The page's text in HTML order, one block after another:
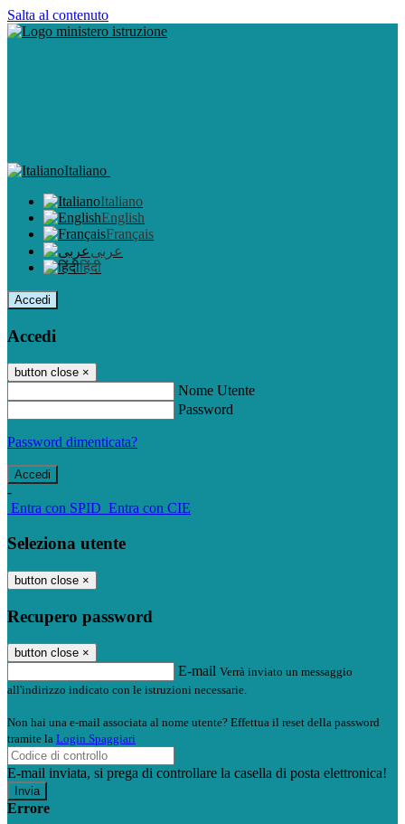
Salta al contenuto
Italiano
Italiano
English
Français
عربى
हिंदी
Accedi
Accedi
button close ×
Nome Utente
Password
Password dimenticata?
-
Entra con SPID Entra con CIE
Seleziona utente
button close ×
Recupero password
button close ×
E-mail Verrà inviato un messaggio
all'indirizzo indicato con le istruzioni necessarie.
Non hai una e-mail associata al nome utente? Effettua il reset della password
tramite la Login Spaggiari
E-mail inviata, si prega di controllare la casella di posta elettronica!
Errore